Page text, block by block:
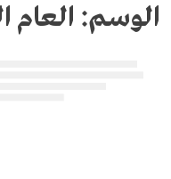
الوسم: العام